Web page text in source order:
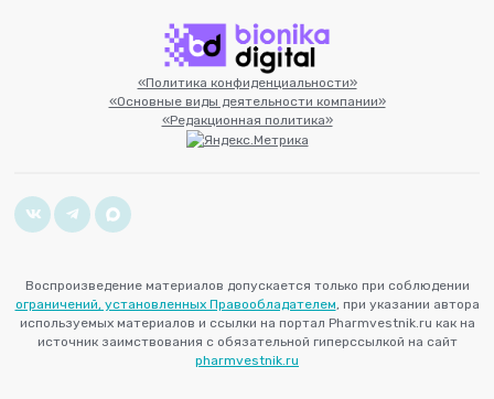
«Политика конфиденциальности»
«Основные виды деятельности компании»
«Редакционная политика»
Воспроизведение материалов допускается только при соблюдении
ограничений, установленных Правообладателем , при указании автора
используемых материалов и ссылки на портал Pharmvestnik.ru как на
источник заимствования с обязательной гиперссылкой на сайт
pharmvestnik.ru